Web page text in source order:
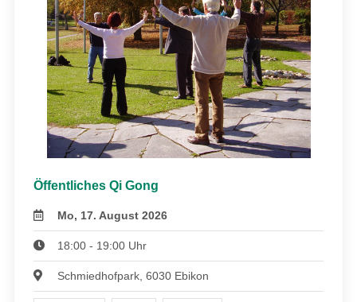
Öffentliches Qi Gong
Mo, 17. August 2026
18:00 - 19:00 Uhr
Schmiedhofpark, 6030 Ebikon